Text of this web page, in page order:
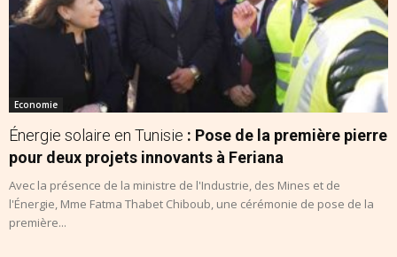
Economie
Énergie solaire en Tunisie : Pose de la première pierre
pour deux projets innovants à Feriana
Avec la présence de la ministre de l'Industrie, des Mines et de
l'Énergie, Mme Fatma Thabet Chiboub, une cérémonie de pose de la
première...